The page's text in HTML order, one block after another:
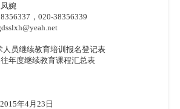
婉
，020-38356339
人员继续教育培训报名登记表
度继续教育课程汇总表
月23日